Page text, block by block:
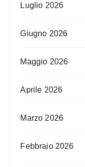
Luglio 2026
Giugno 2026
Maggio 2026
Aprile 2026
Marzo 2026
Febbraio 2026